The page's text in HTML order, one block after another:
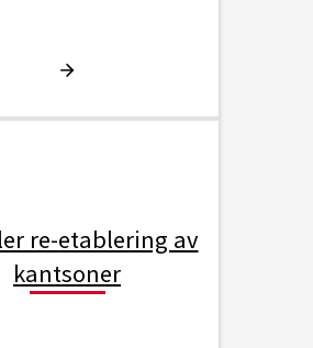
re-etablering av
kantsoner